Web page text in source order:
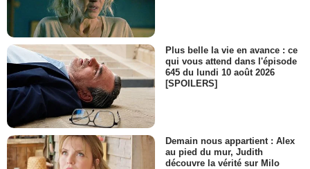
Plus belle la vie en avance : ce
qui vous attend dans l'épisode
645 du lundi 10 août 2026
[SPOILERS]
Demain nous appartient : Alex
au pied du mur, Judith
découvre la vérité sur Milo